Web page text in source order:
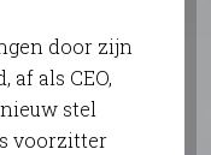
door zijn
als CEO,
stel
voorzitter